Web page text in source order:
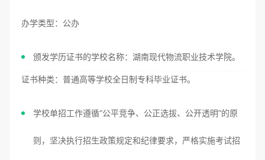
办学类型：公办
颁发学历证书的学校名称：湖南现代物流职业技术学院。
证书种类：普通高等学校全日制专科毕业证书。
学校单招工作遵循“公平竞争、公正选拔、公开透明”的原
则，坚决执行招生政策规定和纪律要求，严格实施考试招